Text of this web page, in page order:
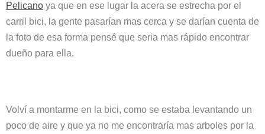
Pelicano ya que en ese lugar la acera se estrecha por el
carril bici, la gente pasarían mas cerca y se darían cuenta de
la foto de esa forma pensé que seria mas rápido encontrar
dueño para ella.
Volví a montarme en la bici, como se estaba levantando un
poco de aire y que ya no me encontraría mas arboles por la